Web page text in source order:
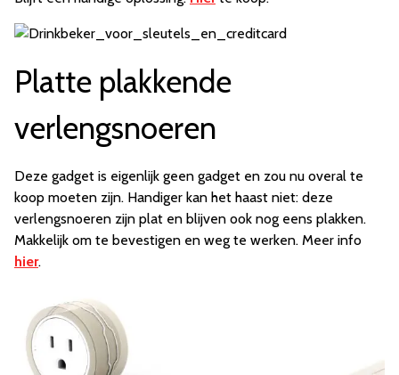
Platte plakkende
verlengsnoeren
Deze gadget is eigenlijk geen gadget en zou nu overal te
koop moeten zijn. Handiger kan het haast niet: deze
verlengsnoeren zijn plat en blijven ook nog eens plakken.
Makkelijk om te bevestigen en weg te werken. Meer info
hier.